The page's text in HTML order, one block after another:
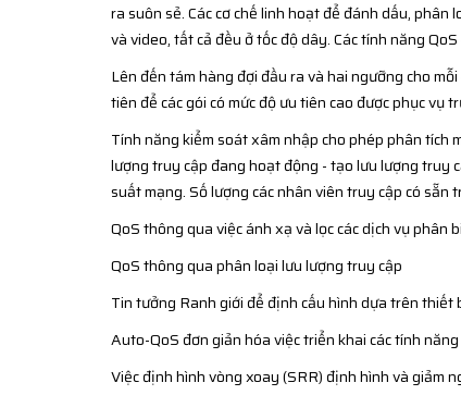
ra suôn sẻ. Các cơ chế linh hoạt để đánh dấu,
và video, tất cả đều ở tốc độ dây. Các tính năng
Lên đến tám hàng đợi đầu ra và hai ngưỡng cho
tiên để các gói có mức độ ưu tiên cao được phục vụ
Tính năng kiểm soát xâm nhập cho phép phân tích
lượng truy cập đang hoạt động - tạo lưu lượng truy
suất mạng. Số lượng các nhân viên truy cập có sẵn
QoS thông qua việc ánh xạ và lọc các dịch vụ phân
QoS thông qua phân loại lưu lượng truy cập
Tin tưởng Ranh giới để định cấu hình dựa trên thiết
Auto-QoS đơn giản hóa việc triển khai các tính năng
Việc định hình vòng xoay (SRR) định hình và giảm